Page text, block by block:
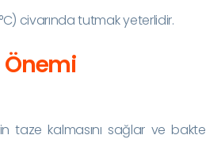
civarında tutmak yeterlidir.
Önemi
taze kalmasını sağlar ve